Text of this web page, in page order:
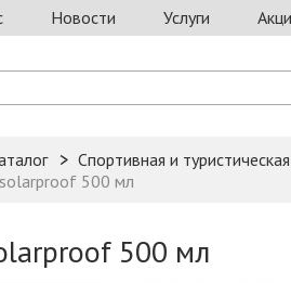
Новости Услуги
Спортивная и
500 мл
500 мл